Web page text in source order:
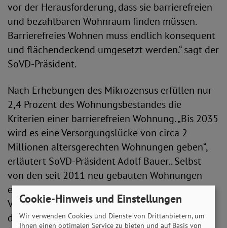
vor der Herausforderung, dass sie barrierefreien
und bezahlbaren Wohnraum finden müssen.
Barrierefreies Wohnen muss endlich konsequent
und flächendeckend umgesetzt werden.“ sagt der
SoVD-Präsident.
Nach Erhebungen des Mikrozensus erfüllen nur
2,4 Prozent des Wohnungsbestandes die
Kriterien einer barrierefreien Wohnung. „Bis 2035
wird es eine Versorgungslücke von circa 2
Millionen altersgerechten Wohnungen geben“,
erläutert SoVD-Präsident Adolf Bauer.. Selbst
von den seit 2011 neu gebauten Wohnungen
erfüllen nur 18 Prozent die notwendigen
Voraussetzungen für Barrierefreiheit. Aus Sicht
des SoVD sind zwingend klare und verbindliche
Cookie-Hinweis und Einstellungen
Wir verwenden Cookies und Dienste von Drittanbietern, um
Ihnen einen optimalen Service zu bieten und auf Basis von